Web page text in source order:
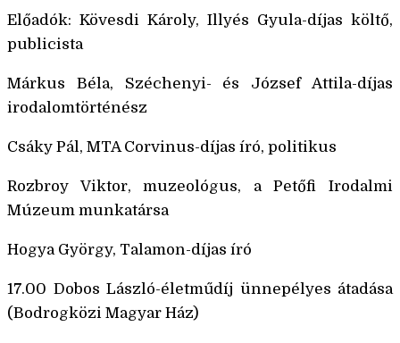
Előadók: Kövesdi Károly, Illyés Gyula-díjas költő,
publicista
Márkus Béla, Széchenyi- és József Attila-díjas
irodalomtörténész
Csáky Pál, MTA Corvinus-díjas író, politikus
Rozbroy Viktor, muzeológus, a Petőfi Irodalmi
Múzeum munkatársa
Hogya György, Talamon-díjas író
17.00 Dobos László-életműdíj ünnepélyes átadása
(Bodrogközi Magyar Ház)